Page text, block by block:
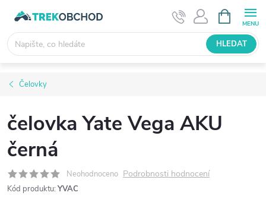
obsah
NÁKUPNÍ
KOŠÍK
HLEDAT
Čelovky
čelovka Yate Vega AKU
černá
Neohodnoceno Podrobnosti hodnocení
Kód produktu: YVAC